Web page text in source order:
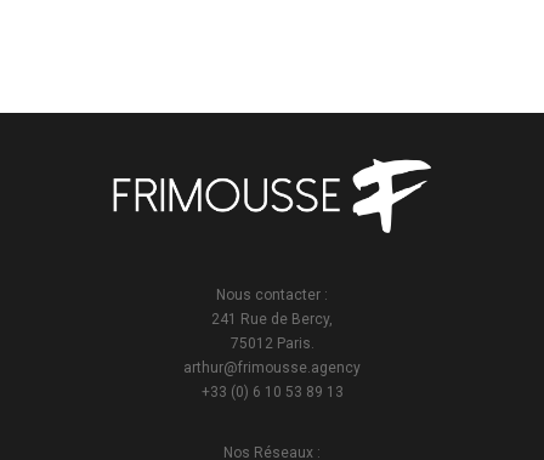
Nous contacter :
241 Rue de Bercy,
75012 Paris.
arthur@frimousse.agency
+33 (0) 6 10 53 89 13
Nos Réseaux :